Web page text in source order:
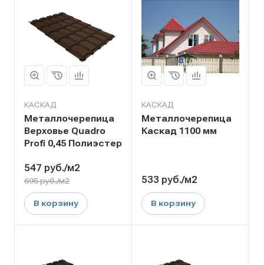
КАСКАД
Металлочерепица
Верховье Quadro
Profi 0,45 Полиэстер
547 руб./м2
695 руб./м2
В корзину
КАСКАД
Металлочерепица
Каскад 1100 мм
533 руб./м2
В корзину